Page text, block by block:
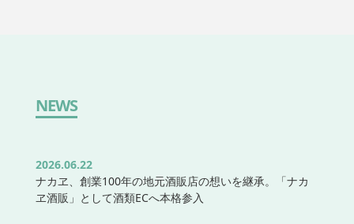
NEWS
2026.06.22
ナカヱ、創業100年の地元酒販店の想いを継承。「ナカ
ヱ酒販」として酒類ECへ本格参入